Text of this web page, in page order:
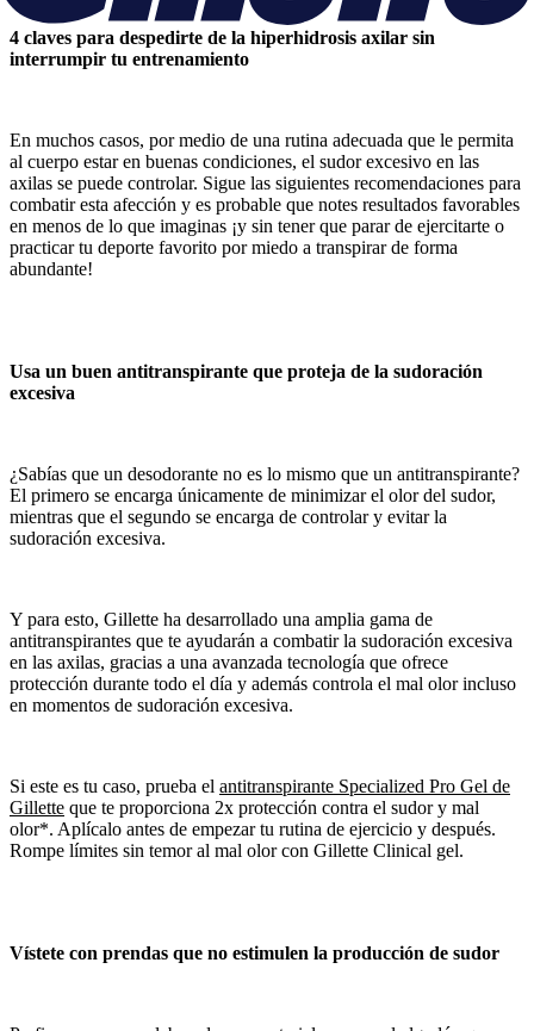
4 claves para despedirte de la hiperhidrosis axilar sin
interrumpir tu entrenamiento
En muchos casos, por medio de una rutina adecuada que le permita
al cuerpo estar en buenas condiciones, el sudor excesivo en las
axilas se puede controlar. Sigue las siguientes recomendaciones para
combatir esta afección y es probable que notes resultados favorables
en menos de lo que imaginas ¡y sin tener que parar de ejercitarte o
practicar tu deporte favorito por miedo a transpirar de forma
abundante!
Usa un buen antitranspirante que proteja de la sudoración
excesiva
¿Sabías que un desodorante no es lo mismo que un antitranspirante?
El primero se encarga únicamente de minimizar el olor del sudor,
mientras que el segundo se encarga de controlar y evitar la
sudoración excesiva.
Y para esto, Gillette ha desarrollado una amplia gama de
antitranspirantes que te ayudarán a combatir la sudoración excesiva
en las axilas, gracias a una avanzada tecnología que ofrece
protección durante todo el día y además controla el mal olor incluso
en momentos de sudoración excesiva.
Si este es tu caso, prueba el antitranspirante Specialized Pro Gel de
Gillette que te proporciona 2x protección contra el sudor y mal
olor*. Aplícalo antes de empezar tu rutina de ejercicio y después.
Rompe límites sin temor al mal olor con Gillette Clinical gel.
Vístete con prendas que no estimulen la producción de sudor